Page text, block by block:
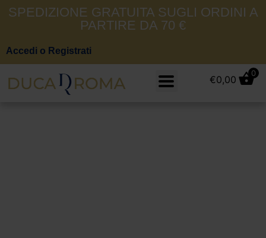
SPEDIZIONE GRATUITA SUGLI ORDINI A
PARTIRE DA 70 €
Accedi o Registrati
€0,00
0